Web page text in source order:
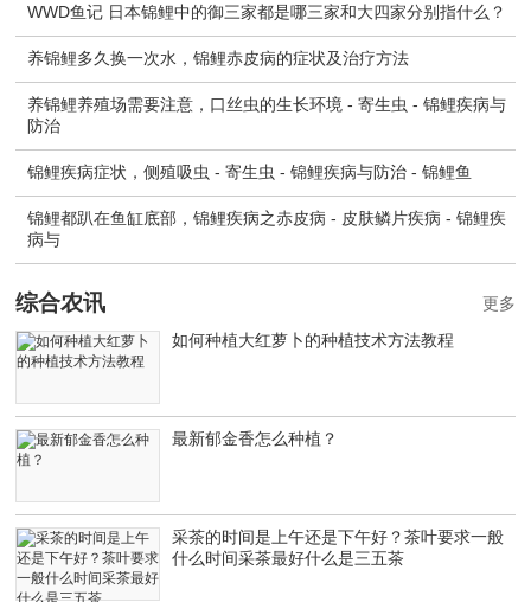
WWD鱼记 日本锦鲤中的御三家都是哪三家和大四家分别指什么？
养锦鲤多久换一次水，锦鲤赤皮病的症状及治疗方法
养锦鲤养殖场需要注意，口丝虫的生长环境 - 寄生虫 - 锦鲤疾病与
防治
锦鲤疾病症状，侧殖吸虫 - 寄生虫 - 锦鲤疾病与防治 - 锦鲤鱼
锦鲤都趴在鱼缸底部，锦鲤疾病之赤皮病 - 皮肤鳞片疾病 - 锦鲤疾
病与
综合农讯
如何种植大红萝卜的种植技术方法教程
最新郁金香怎么种植？
采茶的时间是上午还是下午好？茶叶要求一般
什么时间采茶最好什么是三五茶
更多